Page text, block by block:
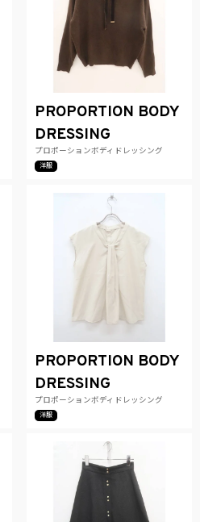
PROPORTION BODY
DRESSING
プロポーションボディドレッシング
洋服
PROPORTION BODY
DRESSING
プロポーションボディドレッシング
洋服